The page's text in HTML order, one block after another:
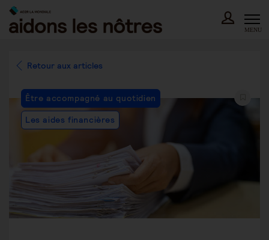
Skip
content
MENU
Retour aux articles
Être accompagné au quotidien
Les aides financières